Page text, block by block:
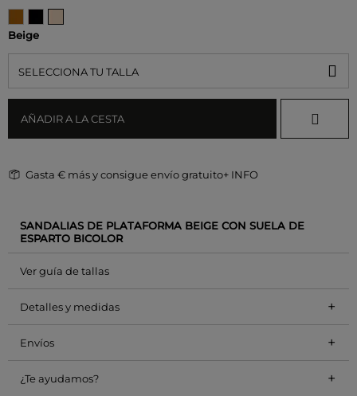
Beige
SELECCIONA TU TALLA
AÑADIR A LA CESTA
Gasta € más y consigue envío gratuito+ INFO
SANDALIAS DE PLATAFORMA BEIGE CON SUELA DE
ESPARTO BICOLOR
Ver guía de tallas
Detalles y medidas +
Envíos +
¿Te ayudamos? +